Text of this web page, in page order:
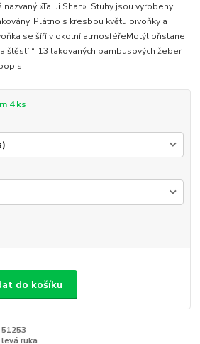
«Tai Ji Shan». Stuhy jsou vyrobeny
Plátno s kresbou květu pivoňky a
se šíří v okolní atmosféřeMotýl přistane
štěstí “. 13 lakovaných bambusových žeber
4 ks
do košíku
51253
levá ruka